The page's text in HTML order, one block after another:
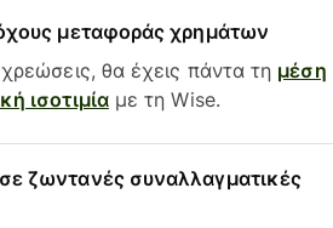
μεταφοράς χρημάτων
θα έχεις πάντα τη μέση
ισοτιμίαμε τη Wise.
ζωντανές συναλλαγματικές